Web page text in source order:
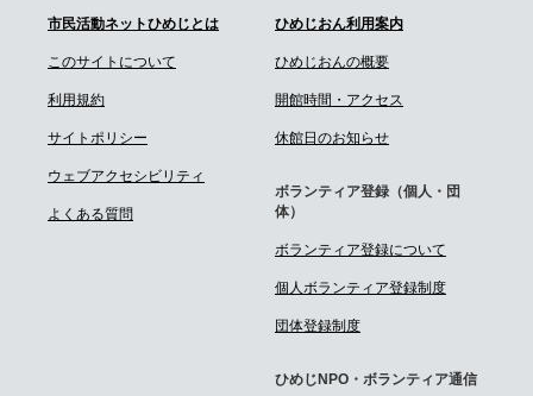
市民活動ネットひめじとは
このサイトについて
利用規約
サイトポリシー
ウェブアクセシビリティ
よくある質問
ひめじおん利用案内
ひめじおんの概要
開館時間・アクセス
休館日のお知らせ
ボランティア登録（個人・団
体）
ボランティア登録について
個人ボランティア登録制度
団体登録制度
ひめじNPO・ボランティア通信